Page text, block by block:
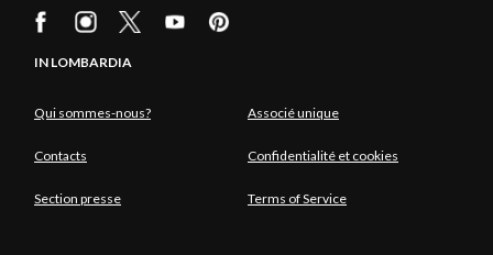
IN LOMBARDIA
Qui sommes-nous? Associé unique
Contacts Confidentialité et cookies
Section presse Terms of Service